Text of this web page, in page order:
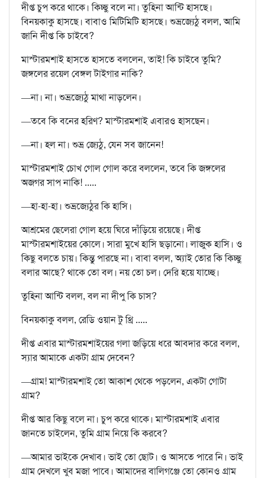
দীপ্ত চুপ করে থাকে। কিচ্ছু বলে না। তুহিনা আন্টি হাসছে।
বিনয়কাকু হাসছে। বাবাও মিটিমিটি হাসছে। শুভ্রজ্যেঠু বলল, আমি
জানি দীপ্ত কি চাইবে?
মাস্টারমশাই হাসতে হাসতে বললেন, তাই! কি চাইবে তুমি?
জঙ্গলের রয়েল বেঙ্গল টাইগার নাকি?
—না। না। শুভ্রজ্যেঠু মাথা নাড়লেন।
—তবে কি বনের হরিণ? মাস্টারমশাই এবারও হাসছেন।
—না। হল না। শুভ্র জ্যেঠু, যেন সব জানেন!
মাস্টারমশাই চোখ গোল গোল করে বললেন, তবে কি জঙ্গলের
অজগর সাপ নাকি! .....
—হা-হা-হা। শুভ্রজ্যেঠুর কি হাসি।
আশ্রমের ছেলেরা গোল হয়ে ঘিরে দাঁড়িয়ে রয়েছে। দীপ্ত
মাস্টারমশাইয়ের কোলে। সারা মুখে হাসি ছড়ানো। লাজুক হাসি। ও
কিছু বলতে চায়। কিন্তু পারছে না। বাবা বলল, অ্যাই তোর কি কিচ্ছু
বলার আছে? থাকে তো বল। নয় তো চল। দেরি হয়ে যাচ্ছে।
তুহিনা আন্টি বলল, বল না দীপু কি চাস?
বিনয়কাকু বলল, রেডি ওয়ান টু থ্রি .....
দীপ্ত এবার মাস্টারমশাইয়ের গলা জড়িয়ে ধরে আবদার করে বলল,
স্যার আমাকে একটা গ্রাম দেবেন?
—গ্রাম! মাস্টারমশাই তো আকাশ থেকে পড়লেন, একটা গোটা
গ্রাম?
দীপ্ত আর কিছু বলে না। চুপ করে থাকে। মাস্টারমশাই এবার
জানতে চাইলেন, তুমি গ্রাম নিয়ে কি করবে?
—আমার ভাইকে দেখাব। ভাই তো ছোট। ও আসতে পারে নি। ভাই
গ্রাম দেখলে খুব মজা পাবে। আমাদের বালিগঞ্জে তো কোনও গ্রাম